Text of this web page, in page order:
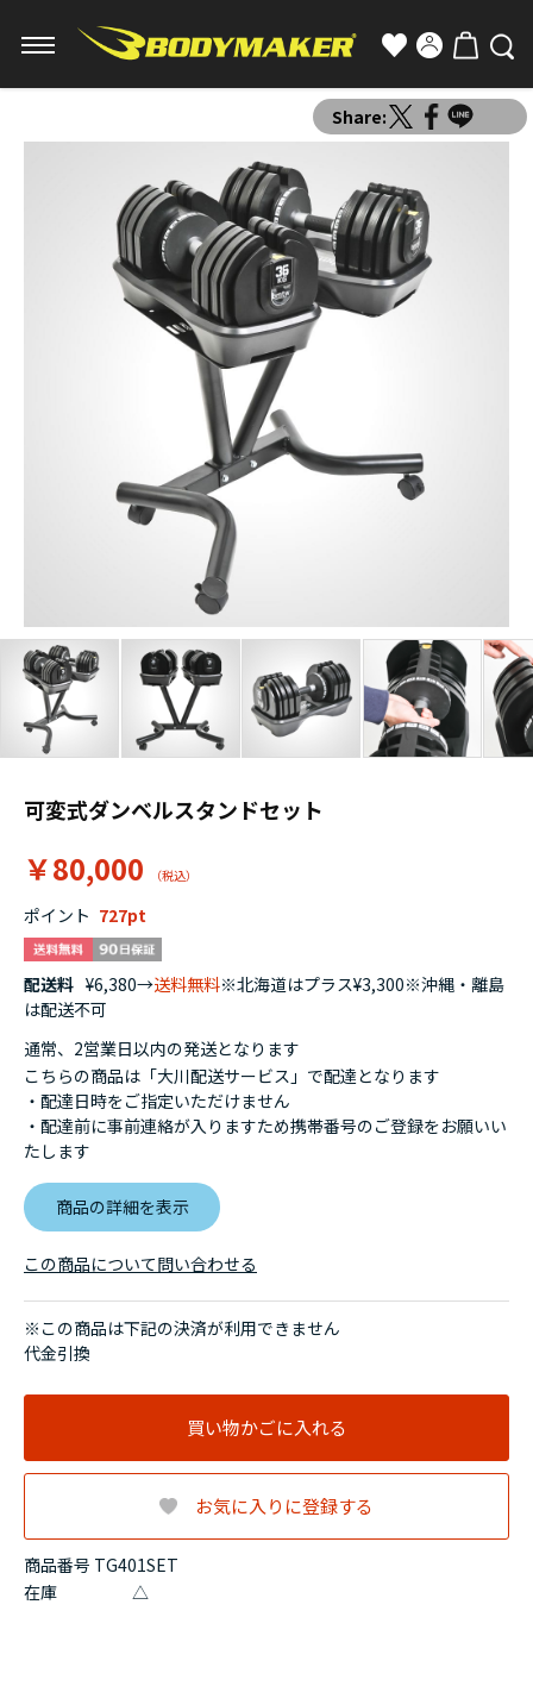
Share:
可変式ダンベルスタンドセット
￥80,000
商品番号 TG401SET
ポイント 727
在庫 △
配送料 ¥6,380→送料無料※北海道はプラス¥3,300※沖縄・離島
は配送不可
通常、2営業日以内の発送となります
こちらの商品は「大川配送サービス」で配達となります
・配達日時をご指定いただけません
・配達前に事前連絡が入りますため携帯番号のご登録をお願いい
たします
商品の詳細を表示
※この商品は下記の決済が利用できません
代金引換
買い物かごに入れる
お気に入りに登録する
この商品について問い合わせる